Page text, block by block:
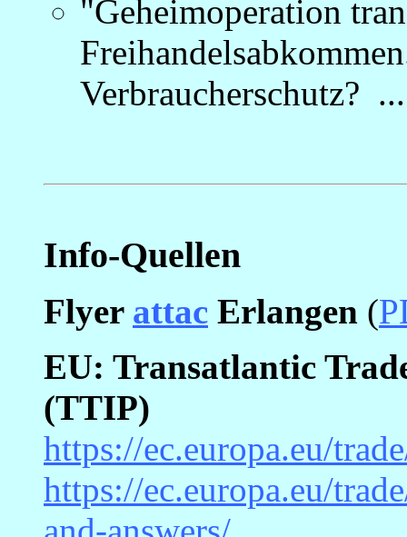
"Geheimoperation
Verbraucherschutz?
Info-Quellen
Flyer attac Erlangen (
EU: Transatlantic
(TTIP)
https://ec.europa.eu/
https://ec.europa.eu/